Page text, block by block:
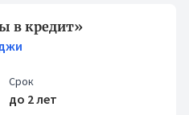
в кредит»
Срок
до 2 лет